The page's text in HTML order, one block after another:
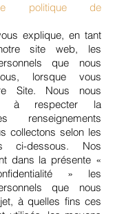
politique de
explique, en tant
site web, les
que nous
lorsque vous
Site. Nous nous
à respecter la
renseignements
collectons selon les
ci-dessous. Nos
dans la présente «
» les
que nous
à quelles fins ces